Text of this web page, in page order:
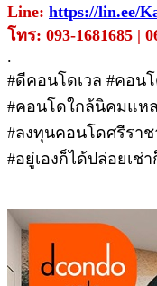
Line: https://lin.ee/
โทร: 093-1681685 |
.
#ดีคอนโดเวล #คอน
#คอนโดใกล้นิคมแห
#ลงทุนคอนโดศรีราช
#อยู่เองก็ได้ปล่อยเช่า